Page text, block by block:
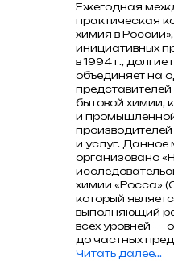
Ежегодная
практическая
химия в
инициативных
в 1994 г.,
объединяет на
бытовой химии,
и
и услуг. Данное
организовано
химии «Росса»
который
выполняющий
всех уровней —
до частных
Читать далее...